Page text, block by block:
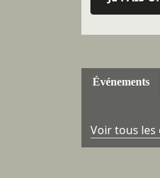
Événements
Voir tous les